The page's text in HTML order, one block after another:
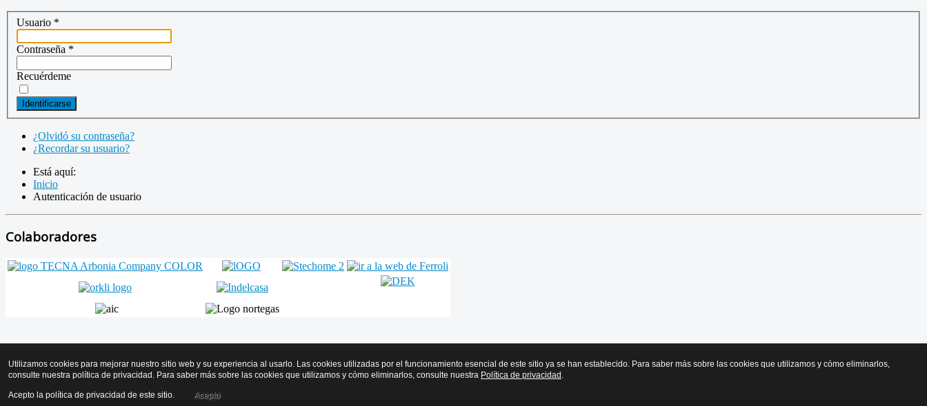
Usuario *
Contraseña *
Recuérdeme
Identificarse
¿Olvidó su contraseña?
¿Recordar su usuario?
Está aquí:
Inicio
Autenticación de usuario
Colaboradores
Volver arriba
© 2026 AMICYF - Asociación Mantenedores de Instalaciones de Calor y Frío de Euskadi
Utilizamos cookies para mejorar nuestro sitio web y su experiencia al usarlo. Las cookies utilizadas por el funcionamiento esencial de este sitio ya se han establecido. Para saber más sobre las cookies que utilizamos y cómo eliminarlos,
consulte nuestra política de privacidad. Para saber más sobre las cookies que utilizamos y cómo eliminarlos, consulte nuestra Política de privacidad .
Acepto la política de privacidad de este sitio. Acepto